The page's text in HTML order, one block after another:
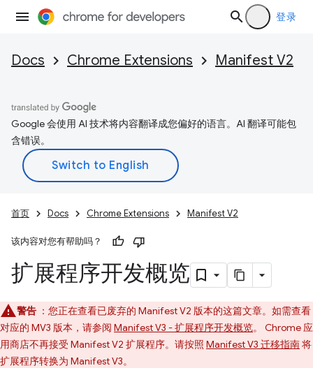
登录
Docs Chrome Extensions Manifest V2
Google 会使用 AI 技术将内容翻译成您偏好的语言。AI 翻译可能包
含错误。
首页 Docs Chrome Extensions Manifest V2
该内容对您有帮助吗？
扩展程序开发概览
警告 ：您正在查看已废弃的 Manifest V2 版本的这篇文章。如需查看
对应的 MV3 版本，请参阅 Manifest V3 - 扩展程序开发概览。 Chrome 应
用商店不再接受 Manifest V2 扩展程序。请按照 Manifest V3 迁移指南将
扩展程序转换为 Manifest V3。